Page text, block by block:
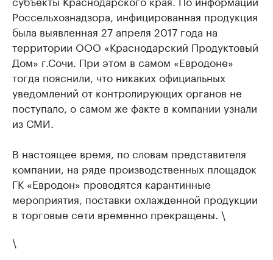
Россельхознадзора, инфицированная продукция
была выявленная 27 апреля 2017 года на
террито­рии ООО «Краснодарский Продуктовый
Дом» г.Сочи. При этом в самом «Евродоне»
тогда пояснили, что никаких официальных
уведомлений от контролирующих органов не
поступало, о самом же факте в компании узнали
из СМИ.
В настоящее время, по словам представителя
компании, на ряде производственных площадок
ГК «Евродон» проводятся карантинные
мероприятия, поставки охлажденной продукции
в торговые сети временно прекращены. \
\